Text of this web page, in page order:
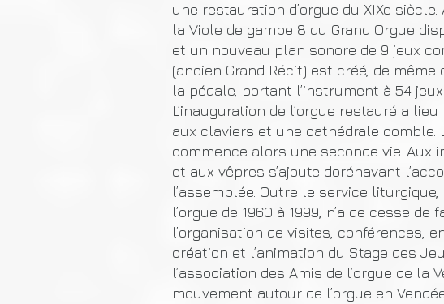
une restauration d’orgue du XIXe
la Viole de gambe 8 du Grand Orgue
et un nouveau plan sonore de 9 jeux
(ancien Grand Récit) est créé, de
la pédale, portant l’instrument à 54
L’inauguration de l’orgue restauré a
aux claviers et une cathédrale comble.
commence alors une seconde vie.
et aux vêpres s’ajoute dorénavant
l’assemblée. Outre le service
l’orgue de 1960 à 1999, n’a de cesse
l’organisation de visites, conférences,
création et l’animation du Stage des
l’association des Amis de l’orgue de la
mouvement autour de l’orgue en